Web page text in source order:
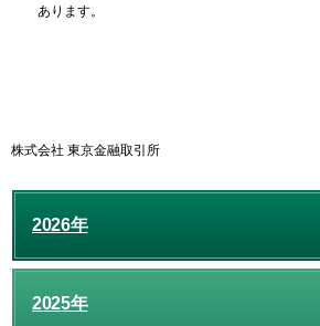
あります。
株式会社 東京金融取引所
2026年
2025年